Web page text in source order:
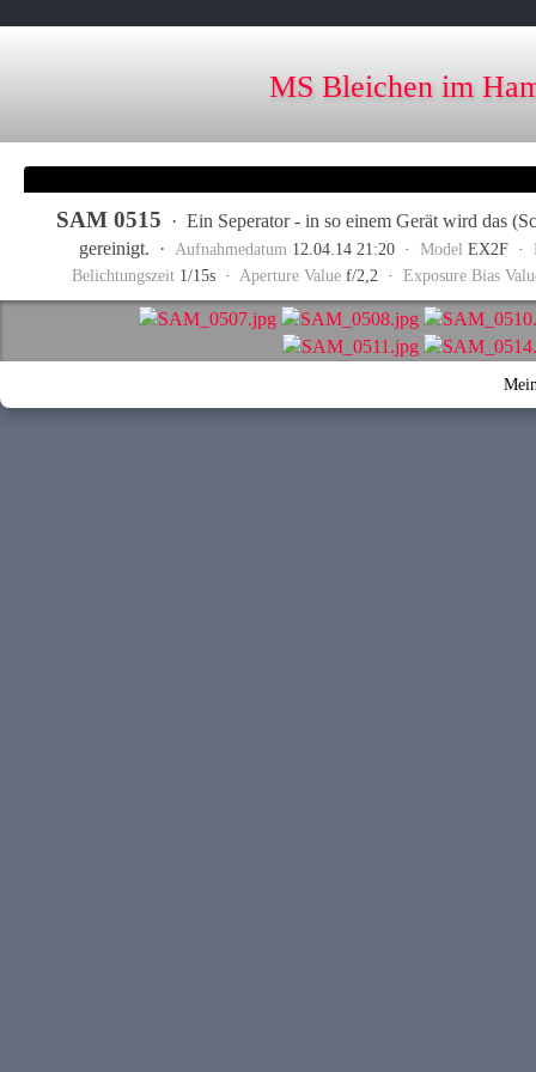
MS Bleichen im
SAM 0515 · Ein Seperator - in so einem Gerät wird das
gereinigt. · Aufnahmedatum 12.04.14 21:20 · Model EX2F ·
Belichtungszeit1/15s · Aperture Valuef/2,2 · Exposure Bias